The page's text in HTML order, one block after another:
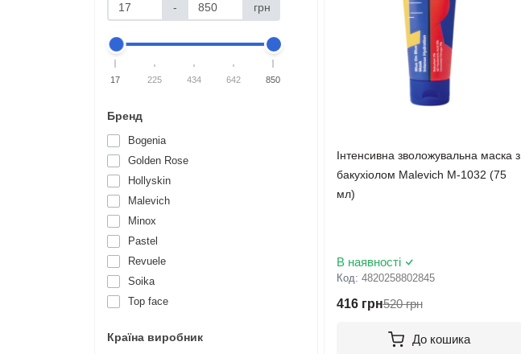
- грн
17 225 434 642 850
Бренд
Bogenia
Golden Rose
Hollyskin
Malevich
Minox
Pastel
Revuele
Soika
Top face
Країна виробник
Інтенсивна зволожувальна маска з
бакухіолом Malevich М-1032 (75
мл)
В наявності
Код: 4820258802845
416 грн520 грн
До кошика